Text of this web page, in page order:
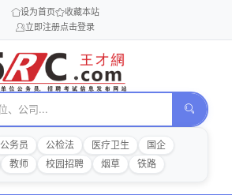
设为首页
收藏本站
立即注册点击登录
公务员 公检法 医疗卫生
国企
教师 校园招聘 烟草 铁路